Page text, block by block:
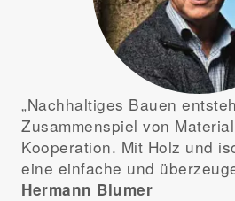
„Nachhaltiges Bauen
Zusammenspiel von
Kooperation. Mit Holz und
eine einfache und
Hermann Blumer